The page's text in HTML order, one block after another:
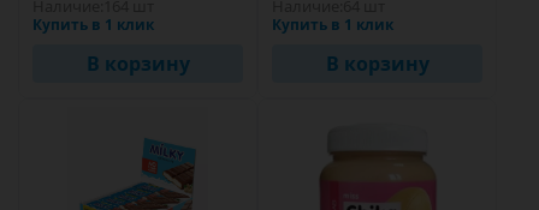
Купить в 1 клик
В корзину
Купить в 1 клик
В корзину